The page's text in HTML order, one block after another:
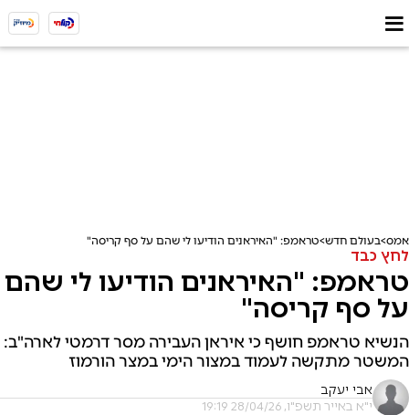
אמס בעולם חדש טראמפ: "האיראנים הודיעו לי שהם על סף קריסה"
לחץ כבד
טראמפ: "האיראנים הודיעו לי שהם
על סף קריסה"
הנשיא טראמפ חושף כי איראן העבירה מסר דרמטי לארה"ב:
המשטר מתקשה לעמוד במצור הימי במצר הורמוז
אבי יעקב
י"א באייר תשפ"ו, 28/04/26 19:19